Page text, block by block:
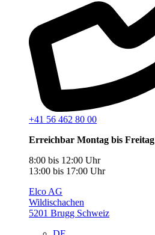
+41 56 462 80 00
Erreichbar Montag bis Freitag
8:00 bis 12:00 Uhr
13:00 bis 17:00 Uhr
Elco AG
Wildischachen
5201 Brugg Schweiz